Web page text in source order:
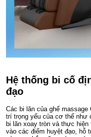
Hệ thống bi cố
đạo
Các bi lăn của ghế
trí trọng yếu của cơ thể như
bi lăn xoay tròn và thực
vào các điểm huyệt đạo, hỗ